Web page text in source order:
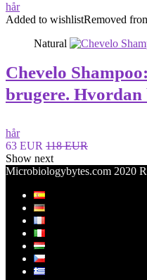
hår
Added to wishlistRemoved
Natural
Chevelo
brugere. Hvordan
hår
63 EUR 118 EUR
Show next
Microbiologybytes.com 2020